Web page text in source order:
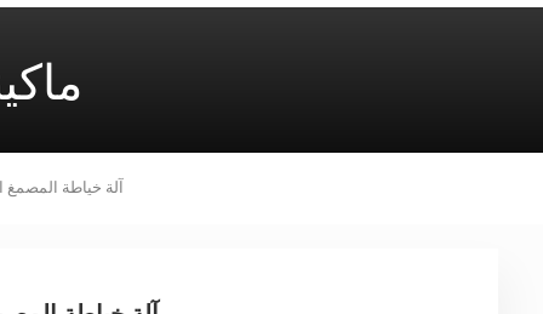
آلة خياطة المصمغ